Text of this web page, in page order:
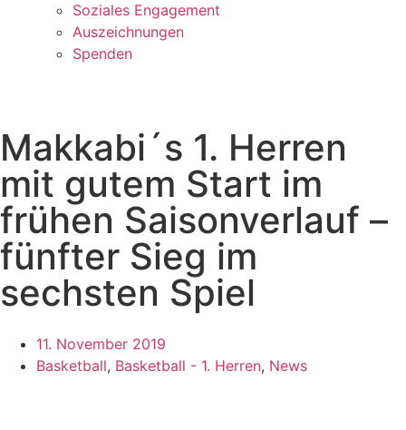
Soziales Engagement
Auszeichnungen
Spenden
Makkabi´s 1. Herren
mit gutem Start im
frühen Saisonverlauf –
fünfter Sieg im
sechsten Spiel
11. November 2019
Basketball, Basketball - 1. Herren, News